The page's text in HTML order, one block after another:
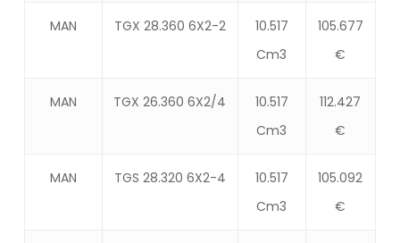
MAN TGX 28.360 6X2-2
10.517
Cm3
105.677
€
MAN TGX 26.360 6X2/4
10.517
Cm3
112.427
€
MAN TGS 28.320 6X2-4
10.517
Cm3
105.092
€